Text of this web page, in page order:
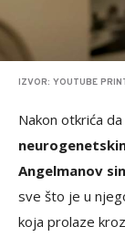
IZVOR: YOUTUBE
Nakon otkrića
Angelmanov
sve što je u
koja prolaze